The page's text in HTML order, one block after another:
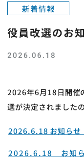
新着情報
役員改選のお
2026.06.18
2026年6月18日開催
選が決定されました
2026.6.18 お知らせ
2026.6.18 お知ら